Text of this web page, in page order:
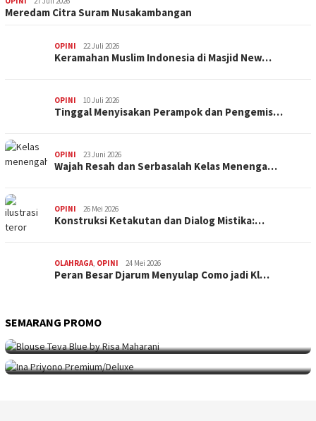
Meredam Citra Suram Nusakambangan
OPINI 22 Juli 2026
Keramahan Muslim Indonesia di Masjid New…
OPINI 10 Juli 2026
Tinggal Menyisakan Perampok dan Pengemis…
OPINI 23 Juni 2026
Wajah Resah dan Serbasalah Kelas Menenga…
OPINI 26 Mei 2026
Konstruksi Ketakutan dan Dialog Mistika:…
OLAHRAGA, OPINI 24 Mei 2026
Peran Besar Djarum Menyulap Como jadi Kl…
SEMARANG PROMO
SEMARANG PROMO 9 Mei 2026
SEMARANG PROMO 5 Mei 2026
Intip Koleksi Ina Priyono, Jenama Fesyen…